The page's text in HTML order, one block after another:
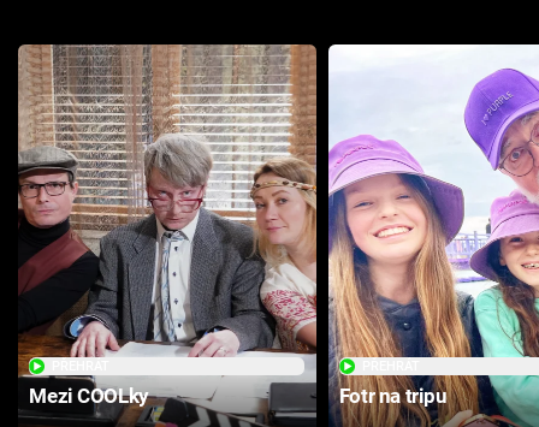
Mezi COOLky Fotr na tripu